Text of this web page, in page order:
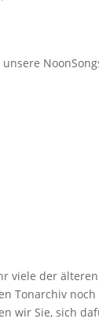
viele der
Tonarchiv
wir Sie, sich